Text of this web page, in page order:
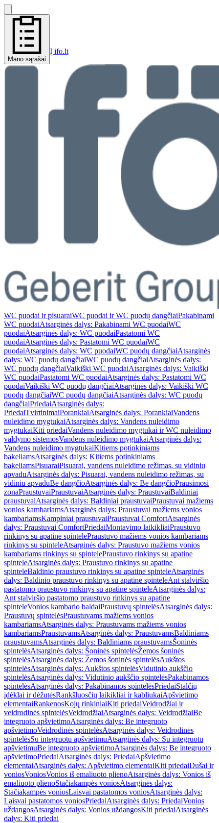
Mano sąrašai
Į ifo.lt
WC puodai ir pisuaraiWC puodai ir WC puodų dangčiaiPakabinami
WC puodaiAtsarginės dalys: Pakabinami WC puodaiWC
puodaiAtsarginės dalys: WC puodaiPastatomi WC
puodaiAtsarginės dalys: Pastatomi WC puodaiWC
puodaiAtsarginės dalys: WC puodaiWC puodų dangčiaiAtsarginės
dalys: WC puodų dangčiaiWC puodų dangčiaiAtsarginės dalys:
WC puodų dangčiaiVaikiški WC puodaiAtsarginės dalys: Vaikiški
WC puodaiPastatomi WC puodaiAtsarginės dalys: Pastatomi WC
puodaiVaikiški WC puodų dangčiaiAtsarginės dalys: Vaikiški WC
puodų dangčiaiWC puodų dangčiaiAtsarginės dalys: WC puodų
dangčiaiPriedaiAtsarginės dalys:
PriedaiTvirtinimaiPorankiaiAtsarginės dalys: PorankiaiVandens
nuleidimo mygtukaiAtsarginės dalys: Vandens nuleidimo
mygtukaiKiti priedaiVandens nuleidimo mygtukai ir WC nuleidimo
valdymo sistemosVandens nuleidimo mygtukaiAtsarginės dalys:
Vandens nuleidimo mygtukaiKitiems potinkiniams
bakeliamsAtsarginės dalys: Kitiems potinkiniams
bakeliamsPisuaraiPisuarai, vandens nuleidimo režimas, su vidiniu
apvaduAtsarginės dalys: Pisuarai, vandens nuleidimo režimas, su
vidiniu apvaduBe dangčioAtsarginės dalys: Be dangčioPrausimosi
zonaPraustuvaiPraustuvaiAtsarginės dalys: PraustuvaiBaldiniai
praustuvaiAtsarginės dalys: Baldiniai praustuvaiPraustuvai mažiems
vonios kambariamsAtsarginės dalys: Praustuvai mažiems vonios
kambariamsKampiniai praustuvaiPraustuvai ComfortAtsarginės
dalys: Praustuvai ComfortPriedaiMontavimo laikikliaiPraustuvo
rinkinys su apatine spintelePraustuvo mažiems vonios kambariams
rinkinys su spinteleAtsarginės dalys: Praustuvo mažiems vonios
kambariams rinkinys su spintelePraustuvo rinkinys su apatine
spinteleAtsarginės dalys: Praustuvo rinkinys su apatine
spinteleBaldinio praustuvo rinkinys su apatine spinteleAtsarginės
dalys: Baldinio praustuvo rinkinys su apatine spinteleAnt stalviršio
pastatomo praustuvo rinkinys su apatine spinteleAtsarginės dalys:
Ant stalviršio pastatomo praustuvo rinkinys su apatine
spinteleVonios kambario baldaiPraustuvų spintelėsAtsarginės dalys:
Praustuvų spintelėsPraustuvams mažiems vonios
kambariamsAtsarginės dalys: Praustuvams mažiems vonios
kambariamsPraustuvamsAtsarginės dalys: PraustuvamsBaldiniams
praustuvamsAtsarginės dalys: Baldiniams praustuvamsŠoninės
spintelėsAtsarginės dalys: Šoninės spintelėsŽemos šoninės
spintelėsAtsarginės dalys: Žemos šoninės spintelėsAukštos
spintelėsAtsarginės dalys: Aukštos spintelėsVidutinio aukščio
spintelėsAtsarginės dalys: Vidutinio aukščio spintelėsPakabinamos
spintelėsAtsarginės dalys: Pakabinamos spintelėsPriedaiStalčių
įdėklai ir dėžutėsRankšluosčių laikikliai ir kabliukaiApšvietimo
elementaiRankenosKojų rinkiniaiKiti priedaiVeidrodžiai ir
veidrodinės spintelėsVeidrodžiaiAtsarginės dalys: VeidrodžiaiBe
integruoto apšvietimoAtsarginės dalys: Be integruoto
apšvietimoVeidrodinės spintelėsAtsarginės dalys: Veidrodinės
spintelėsSu integruotu apšvietimuAtsarginės dalys: Su integruotu
apšvietimuBe integruoto apšvietimoAtsarginės dalys: Be integruoto
apšvietimoPriedaiAtsarginės dalys: PriedaiApšvietimo
elementaiAtsarginės dalys: Apšvietimo elementaiKiti priedaiDušai ir
voniosVoniosVonios iš emaliuoto plienoAtsarginės dalys: Vonios iš
emaliuoto plienoStačiakampės voniosAtsarginės dalys:
Stačiakampės voniosLaisvai pastatomos voniosAtsarginės dalys:
Laisvai pastatomos voniosPriedaiAtsarginės dalys: PriedaiVonios
uždangosAtsarginės dalys: Vonios uždangosKiti priedaiAtsarginės
dalys: Kiti priedai